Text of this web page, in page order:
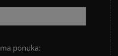
NIKE DUNK
NIKE SHOX
REEBOK CLASSIC
ponuka: